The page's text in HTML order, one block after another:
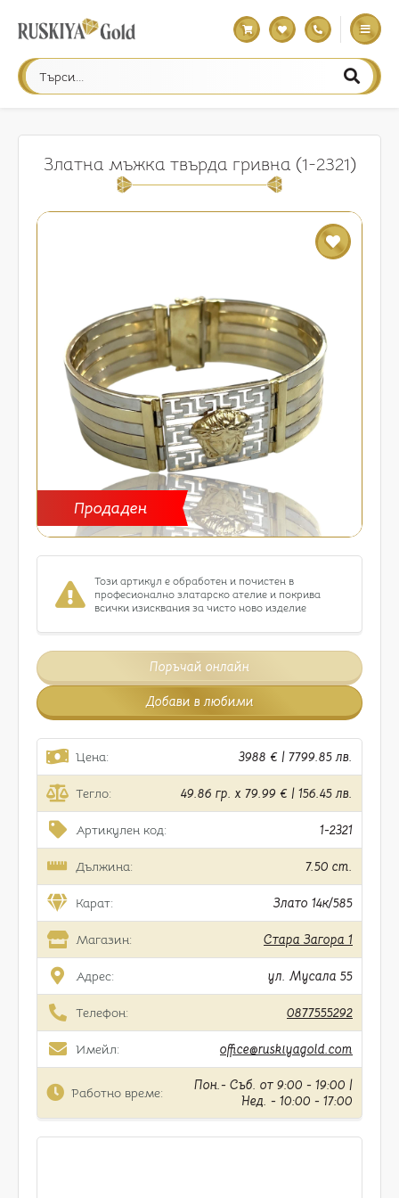
Златна мъжка твърда гривна (1-2321)
Продаден
Този артикул е обработен и почистен в
професионално златарско ателие и покрива
всички изисквания за чисто ново изделие
Поръчай онлайн
Добави в любими
Цена: 3988 € | 7799.85 лв.
Тегло: 49.86 гр. x 79.99 € | 156.45 лв.
Артикулен код: 1-2321
Дължина: 7.50 cm.
Карат: Злато 14к/585
Магазин: Стара Загора 1
Адрес: ул. Мусала 55
Телефон: 0877555292
Имейл: office@ruskiyagold.com
Работно време:
Пон.- Съб. от 9:00 - 19:00 |
Нед. - 10:00 - 17:00